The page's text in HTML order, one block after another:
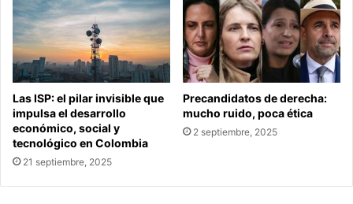
Las ISP: el pilar invisible que
impulsa el desarrollo
económico, social y
tecnológico en Colombia
21 septiembre, 2025
Precandidatos de derecha:
mucho ruido, poca ética
2 septiembre, 2025